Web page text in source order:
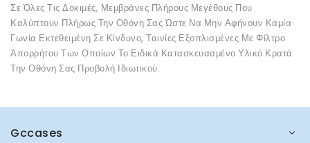
Σε Όλες Τις Δοκιμές, Μεμβράνες Πλήρους Μεγέθους Που
Καλύπτουν Πλήρως Την Οθόνη Σας Ώστε Να Μην Αφήνουν Καμία
Γωνία Εκτεθειμένη Σε Κίνδυνο, Ταινίες Εξοπλισμένες Με Φίλτρο
Απορρήτου Των Οποίων Το Ειδικά Κατασκευασμένο Υλικό Κρατά
Την Οθόνη Σας Προβολή Ιδιωτικού.
Gccases